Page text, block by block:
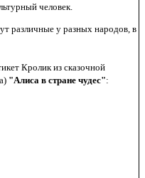
человек.
различные у разных народов, в
Кролик из сказочной
"Алиса в стране чудес":